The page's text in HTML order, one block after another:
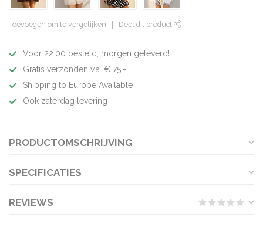
Toevoegen om te vergelijken Deel dit product
Voor 22:00 besteld, morgen geleverd!
Gratis verzonden v.a. € 75,-
Shipping to Europe Available
Ook zaterdag levering
PRODUCTOMSCHRIJVING
SPECIFICATIES
REVIEWS